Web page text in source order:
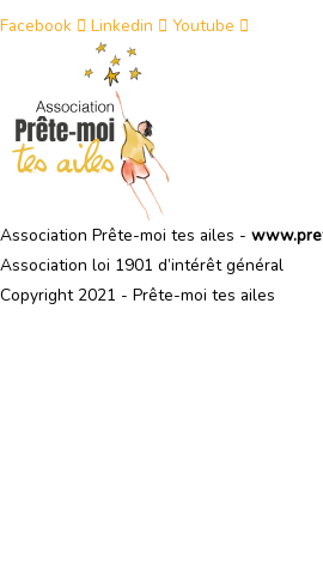
Facebook Linkedin Youtube
Association Prête-moi tes ailes -
Association loi 1901 d’intérêt général
Copyright 2021 - Prête-moi tes ailes